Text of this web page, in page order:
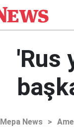
'Rus
Mepa News >